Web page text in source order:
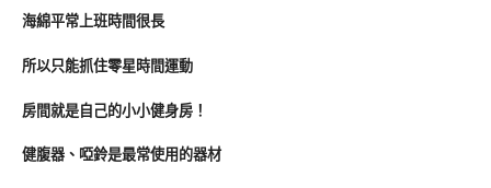
海綿平常上班時間很長
所以只能抓住零星時間運動
房間就是自己的小小健身房！
健腹器、啞鈴是最常使用的器材